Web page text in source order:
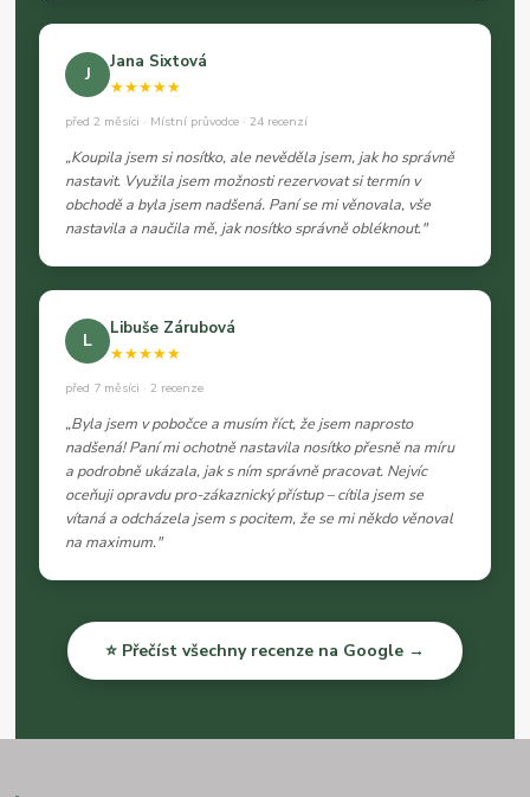
J
Jana Sixtová
★★★★★
před 2 měsíci · Místní průvodce · 24 recenzí
„Koupila jsem si nosítko, ale nevěděla jsem, jak ho správně
nastavit. Využila jsem možnosti rezervovat si termín v
obchodě a byla jsem nadšená. Paní se mi věnovala, vše
nastavila a naučila mě, jak nosítko správně obléknout."
L
Libuše Zárubová
★★★★★
před 7 měsíci · 2 recenze
„Byla jsem v pobočce a musím říct, že jsem naprosto
nadšená! Paní mi ochotně nastavila nosítko přesně na míru
a podrobně ukázala, jak s ním správně pracovat. Nejvíc
oceňuji opravdu pro-zákaznický přístup – cítila jsem se
vítaná a odcházela jsem s pocitem, že se mi někdo věnoval
na maximum."
⭐ Přečíst všechny recenze na Google →